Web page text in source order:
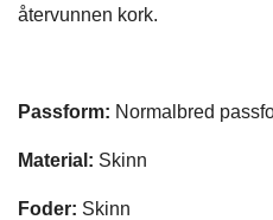
återvunnen kork.
Passform: Normalbred
Material: Skinn
Foder: Skinn